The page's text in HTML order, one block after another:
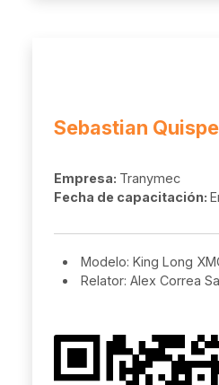
Sebastian
Empresa: Tranymec
Fecha de capacitación:
Modelo: King Long
Relator: Alex Correa